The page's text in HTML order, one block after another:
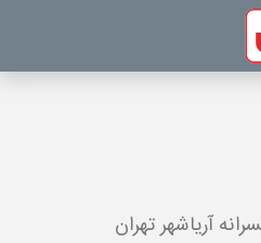
آریاشهر تهران